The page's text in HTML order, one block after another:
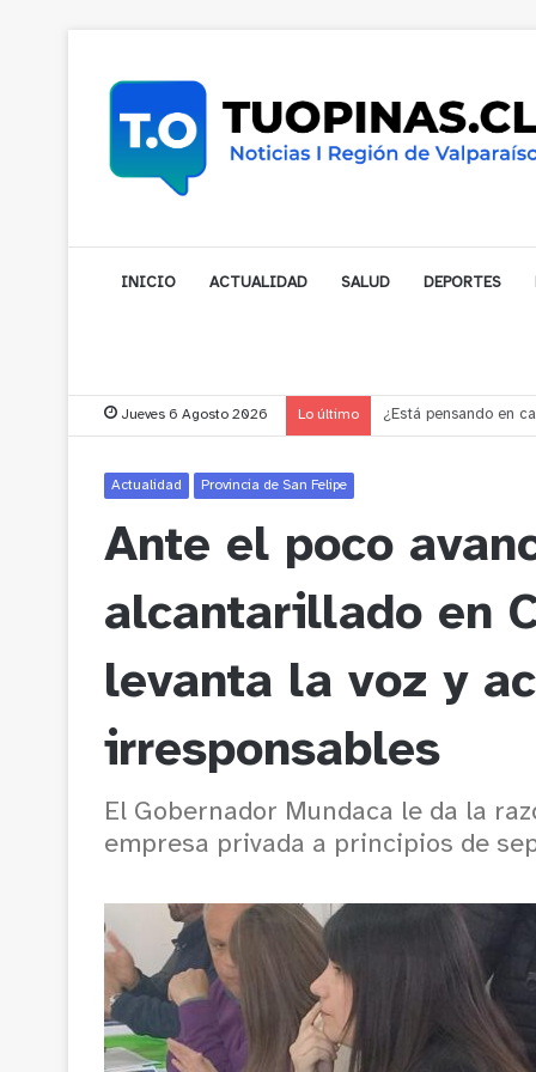
INICIO ACTUALIDAD SALUD DEPORTES
Jueves 6 Agosto 2026 Lo último Gobernador
Actualidad Provincia de San Felipe
Ante el poco
alcantarillado en
levanta la voz y
irresponsables
El Gobernador Mundaca le da la
empresa privada a principios de